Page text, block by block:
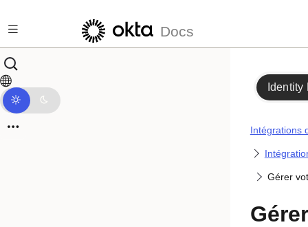
Docs
Identity
Intégrations
Gérer